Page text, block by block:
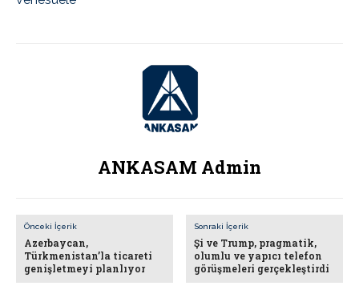
ANKASAM Admin
Önceki İçerik
Azerbaycan,
Türkmenistan’la ticareti
genişletmeyi planlıyor
Sonraki İçerik
Şi ve Trump, pragmatik,
olumlu ve yapıcı telefon
görüşmeleri gerçekleştirdi